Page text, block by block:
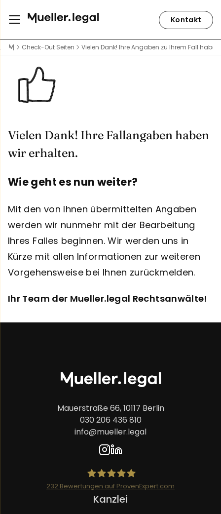
Kontakt
Check-Out Seiten Vielen Dank! Ihre Angaben zu Ihrem Fall
Vielen Dank! Ihre Fallangaben haben
wir erhalten.
Wie geht es nun weiter?
Mit den von Ihnen übermittelten Angaben
werden wir nunmehr mit der Bearbeitung
Ihres Falles beginnen. Wir werden uns in
Kürze mit allen Informationen zur weiteren
Vorgehensweise bei Ihnen zurückmelden.
Ihr Team der Mueller.legal Rechtsanwälte!
Mauerstraße 66, 10117 Berlin
030 206 436 810
info@mueller.legal
Mueller.legal
232 Bewertungen auf ProvenExpert.com
Kanzlei